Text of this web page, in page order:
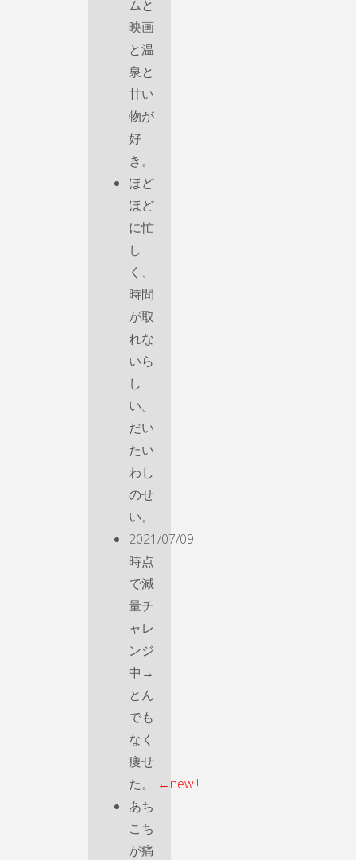
ムと
映画
と温
泉と
甘い
物が
好
き。
ほど
ほど
に忙
し
く、
時間
が取
れな
いら
し
い。
だい
たい
わし
のせ
い。
2021/07/09
時点
で減
量チ
ャレ
ンジ
中→
とん
でも
なく
痩せ
た。
←new!!
あち
こち
が痛